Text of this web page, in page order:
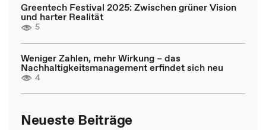
Greentech Festival 2025: Zwischen grüner Vision
und harter Realität
5
Weniger Zahlen, mehr Wirkung – das
Nachhaltigkeitsmanagement erfindet sich neu
4
Neueste Beiträge